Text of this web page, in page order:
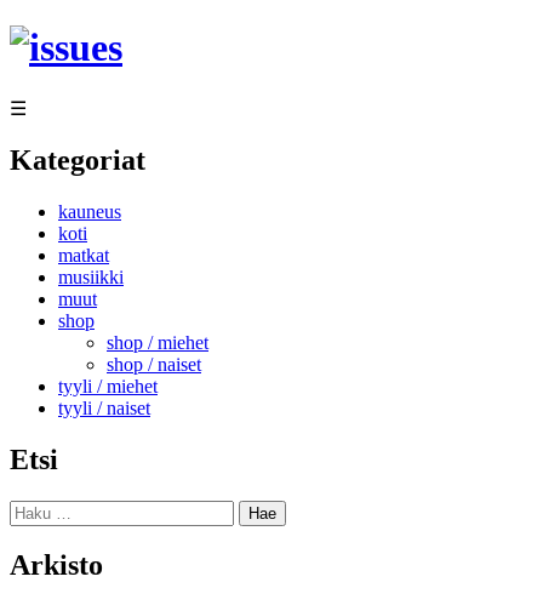
Siirry
sisältöön
☰
Kategoriat
kauneus
koti
matkat
musiikki
muut
shop
shop / miehet
shop / naiset
tyyli / miehet
tyyli / naiset
Etsi
Haku:
Arkisto